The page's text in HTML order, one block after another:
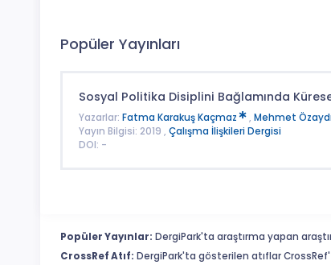
Popüler Yayınları
Sosyal Politika Disiplini Bağlamında
Yazarlar: Fatma Karakuş Kaçmaz , Mehmet
Yayın Bilgisi: 2019 , Çalışma İlişkileri Dergisi
DOI: -
Popüler Yayınlar: DergiPark'ta araştırma yapan
CrossRef Atıf: DergiPark'ta gösterilen atıflar